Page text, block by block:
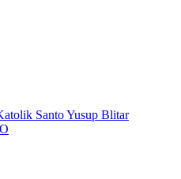
Santo Yusup Blitar